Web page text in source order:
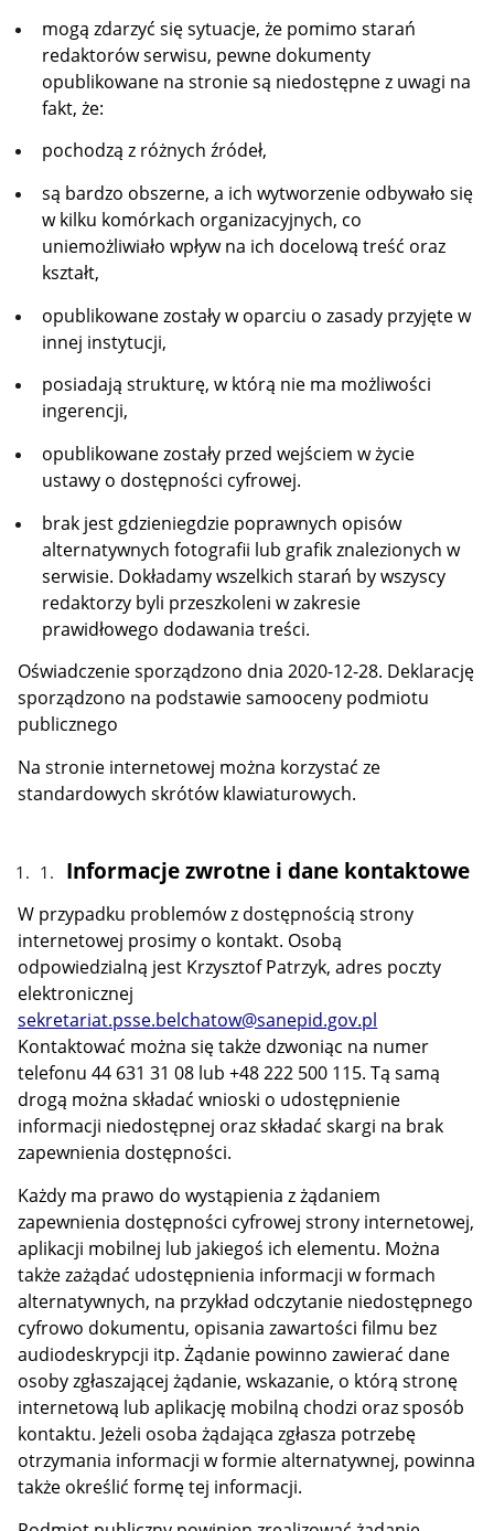
mogą zdarzyć się sytuacje, że pomimo starań
redaktorów serwisu, pewne dokumenty
opublikowane na stronie są niedostępne z uwagi na
fakt, że:
pochodzą z różnych źródeł,
są bardzo obszerne, a ich wytworzenie odbywało się
w kilku komórkach organizacyjnych, co
uniemożliwiało wpływ na ich docelową treść oraz
kształt,
opublikowane zostały w oparciu o zasady przyjęte w
innej instytucji,
posiadają strukturę, w którą nie ma możliwości
ingerencji,
opublikowane zostały przed wejściem w życie
ustawy o dostępności cyfrowej.
brak jest gdzieniegdzie poprawnych opisów
alternatywnych fotografii lub grafik znalezionych w
serwisie. Dokładamy wszelkich starań by wszyscy
redaktorzy byli przeszkoleni w zakresie
prawidłowego dodawania treści.
Oświadczenie sporządzono dnia 2020-12-28. Deklarację
sporządzono na podstawie samooceny podmiotu
publicznego
Na stronie internetowej można korzystać ze
standardowych skrótów klawiaturowych.
Informacje zwrotne i dane kontaktowe
W przypadku problemów z dostępnością strony
internetowej prosimy o kontakt. Osobą
odpowiedzialną jest Krzysztof Patrzyk, adres poczty
elektronicznej
sekretariat.psse.belchatow@sanepid.gov.pl
Kontaktować można się także dzwoniąc na numer
telefonu 44 631 31 08 lub +48 222 500 115. Tą samą
drogą można składać wnioski o udostępnienie
informacji niedostępnej oraz składać skargi na brak
zapewnienia dostępności.
Każdy ma prawo do wystąpienia z żądaniem
zapewnienia dostępności cyfrowej strony internetowej,
aplikacji mobilnej lub jakiegoś ich elementu. Można
także zażądać udostępnienia informacji w formach
alternatywnych, na przykład odczytanie niedostępnego
cyfrowo dokumentu, opisania zawartości filmu bez
audiodeskrypcji itp. Żądanie powinno zawierać dane
osoby zgłaszającej żądanie, wskazanie, o którą stronę
internetową lub aplikację mobilną chodzi oraz sposób
kontaktu. Jeżeli osoba żądająca zgłasza potrzebę
otrzymania informacji w formie alternatywnej, powinna
także określić formę tej informacji.